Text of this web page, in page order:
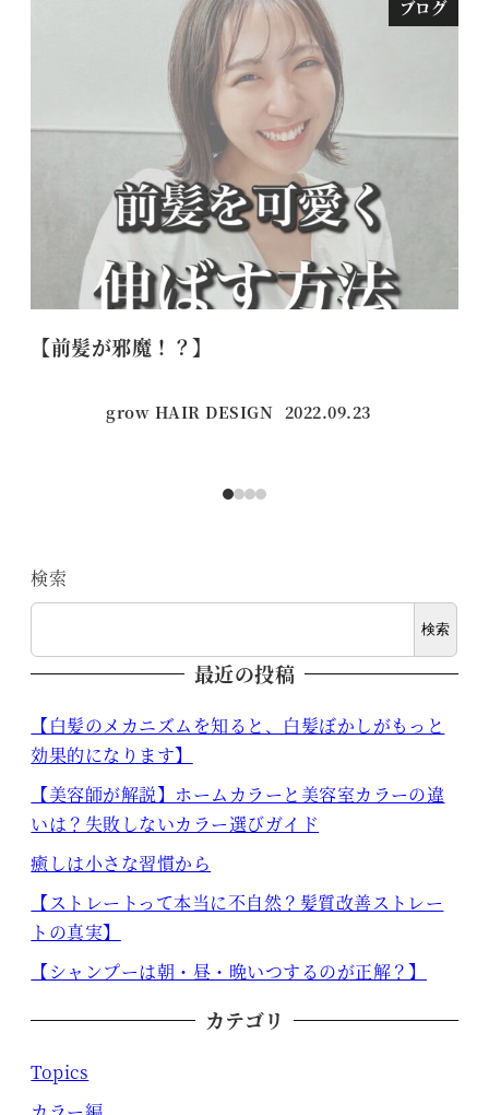
ブログ
【前髪が邪魔！？】
grow HAIR DESIGN 投稿日
2022.09.23
検索
検索
最近の投稿
【白髪のメカニズムを知ると、白髪ぼかしがもっと
効果的になります】
【美容師が解説】ホームカラーと美容室カラーの違
いは？失敗しないカラー選びガイド
癒しは小さな習慣から
【ストレートって本当に不自然？髪質改善ストレー
トの真実】
【シャンプーは朝・昼・晩いつするのが正解？】
カテゴリ
Topics